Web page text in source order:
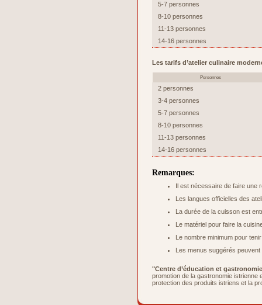
5-7 personnes
8-10 personnes
11-13 personnes
14-16 personnes
Les tarifs d’atelier culinaire
Personnes
2 personnes
3-4 personnes
5-7 personnes
8-10 personnes
11-13 personnes
14-16 personnes
Remarques:
Il est nécessaire de faire une
Les langues officielles des
La durée de la cuisson est
Le matériel pour faire la
Le nombre minimum pour tenir
Les menus suggérés
"Centre d’éducation et
promotion de la gastronomie istrienne
protection des produits istriens et la